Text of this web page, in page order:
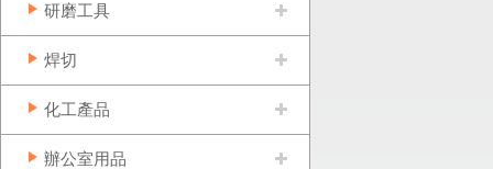
研磨工具
焊切
化工產品
辦公室用品